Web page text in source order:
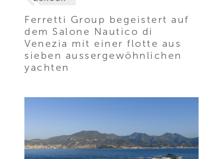
Ferretti Group begeistert auf
dem Salone Nautico di
Venezia mit einer flotte aus
sieben aussergewöhnlichen
yachten